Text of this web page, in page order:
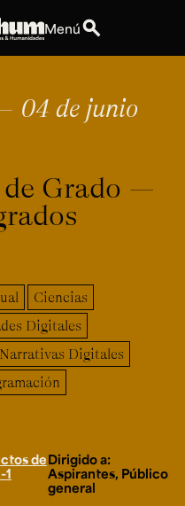
Menúsearch
expand_more
(601) 339 4949
Arte e
Arte
Música
4795
04 de junio
Grado ―
Ciencias
Digitales
Narrativas Digitales
de
1
Dirigido a:
Aspirantes, Público
general